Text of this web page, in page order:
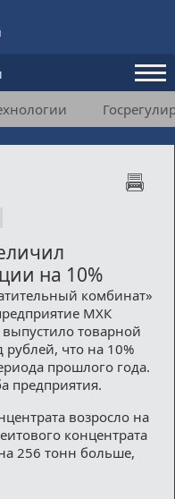
на 10%
комбинат»
МХК
товарной
что на 10%
прошлого года.
предприятия.
возросло на
концентрата
256 тонн больше,